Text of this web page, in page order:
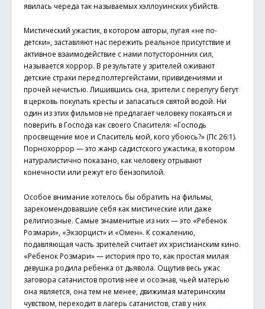
явилась череда так называемых хэллоуинских убийств.
Мистический ужастик, в котором авторы, пугая «не по-
детски», заставляют нас пережить реальное присутствие и
активное взаимодействие с нами потусторонних сил,
называется хоррор. В результате у зрителей оживают
детские страхи перед полтергейстами, привидениями и
прочей нечистью. Лишившись сна, зрители с перепугу бегут
в церковь покупать кресты и запасаться святой водой. Ни
один из этих фильмов не предлагает человеку покаяться и
поверить в Господа как своего Спасителя: «Господь
просвещение мое и Спаситель мой, кого убоюсь?» (Пс 26:1).
Порнохоррор — это жанр садистского ужастика, в котором
натуралистично показано, как человеку отрывают
конечности или режут его бензопилой.
Особое внимание хотелось бы обратить на фильмы,
зарекомендовавшие себя как мистические или даже
религиозные. Самые знаменитые из них — это «Ребенок
Розмари», «Экзорцист» и «Омен». К сожалению,
подавляющая часть зрителей считает их христианским кино.
«Ребенок Розмари» — история про то, как простая милая
девушка родила ребенка от дьявола. Ощутив весь ужас
заговора сатанистов против нее и осознав, чьей матерью
она является, она тем не менее, движимая материнским
чувством, переходит в лагерь сатанистов, став у них